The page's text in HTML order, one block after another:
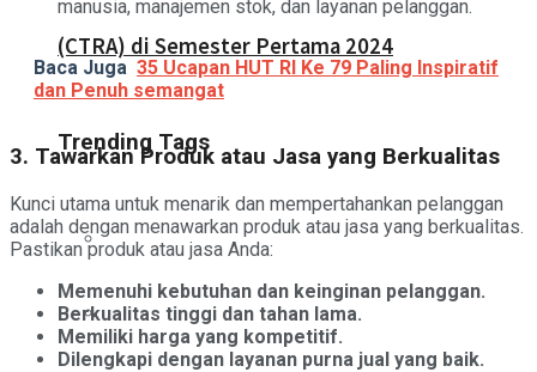
(CTRA) di Semester Pertama 2024
Trending Tags
manusia, manajemen stok, dan layanan pelanggan.
Baca Juga 35 Ucapan HUT RI Ke 79 Paling Inspiratif
dan Penuh semangat
3. Tawarkan Produk atau Jasa yang Berkualitas
Kunci utama untuk menarik dan mempertahankan pelanggan
adalah dengan menawarkan produk atau jasa yang berkualitas.
Pastikan produk atau jasa Anda:
Memenuhi kebutuhan dan keinginan pelanggan.
Berkualitas tinggi dan tahan lama.
Memiliki harga yang kompetitif.
Dilengkapi dengan layanan purna jual yang baik.